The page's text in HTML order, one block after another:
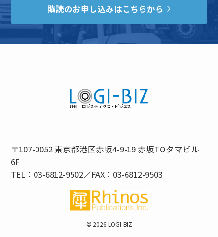
購読のお申し込みはこちらから
〒107-0052 東京都港区赤坂4-9-19 赤坂TOタマビル
6F
TEL：03-6812-9502／FAX：03-6812-9503
© 2026 LOGI-BIZ